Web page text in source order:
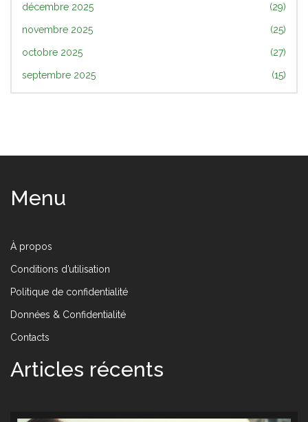
décembre 2025 (29)
novembre 2025 (25)
octobre 2025 (27)
septembre 2025 (15)
Menu
À propos
Conditions d’utilisation
Politique de confidentialité
Données & Confidentialité
Contacts
Articles récents